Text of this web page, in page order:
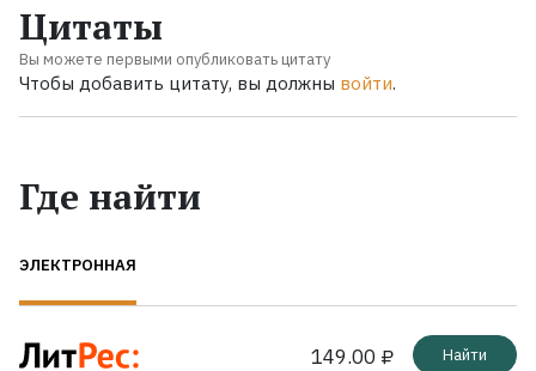
Цитаты
Вы можете первыми опубликовать цитату
Чтобы добавить цитату, вы должны войти.
Где найти
ЭЛЕКТРОННАЯ
149.00 ₽ Найти